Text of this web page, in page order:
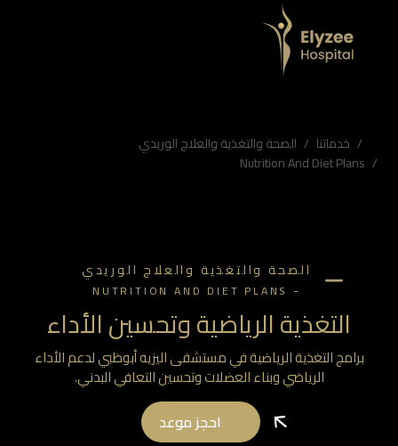
خدماتنا
الصحة والتغذية والعلاج الوريدي
Nutrition And Diet Plans
الصحة والتغذية والعلاج الوريدي
-
NUTRITION AND DIET PLANS
التغذية الرياضية وتحسين الأداء
برامج التغذية الرياضية في مستشفى اليزيه أبوظبي لدعم الأداء
الرياضي وبناء العضلات وتحسين التعافي البدني.
احجز موعد